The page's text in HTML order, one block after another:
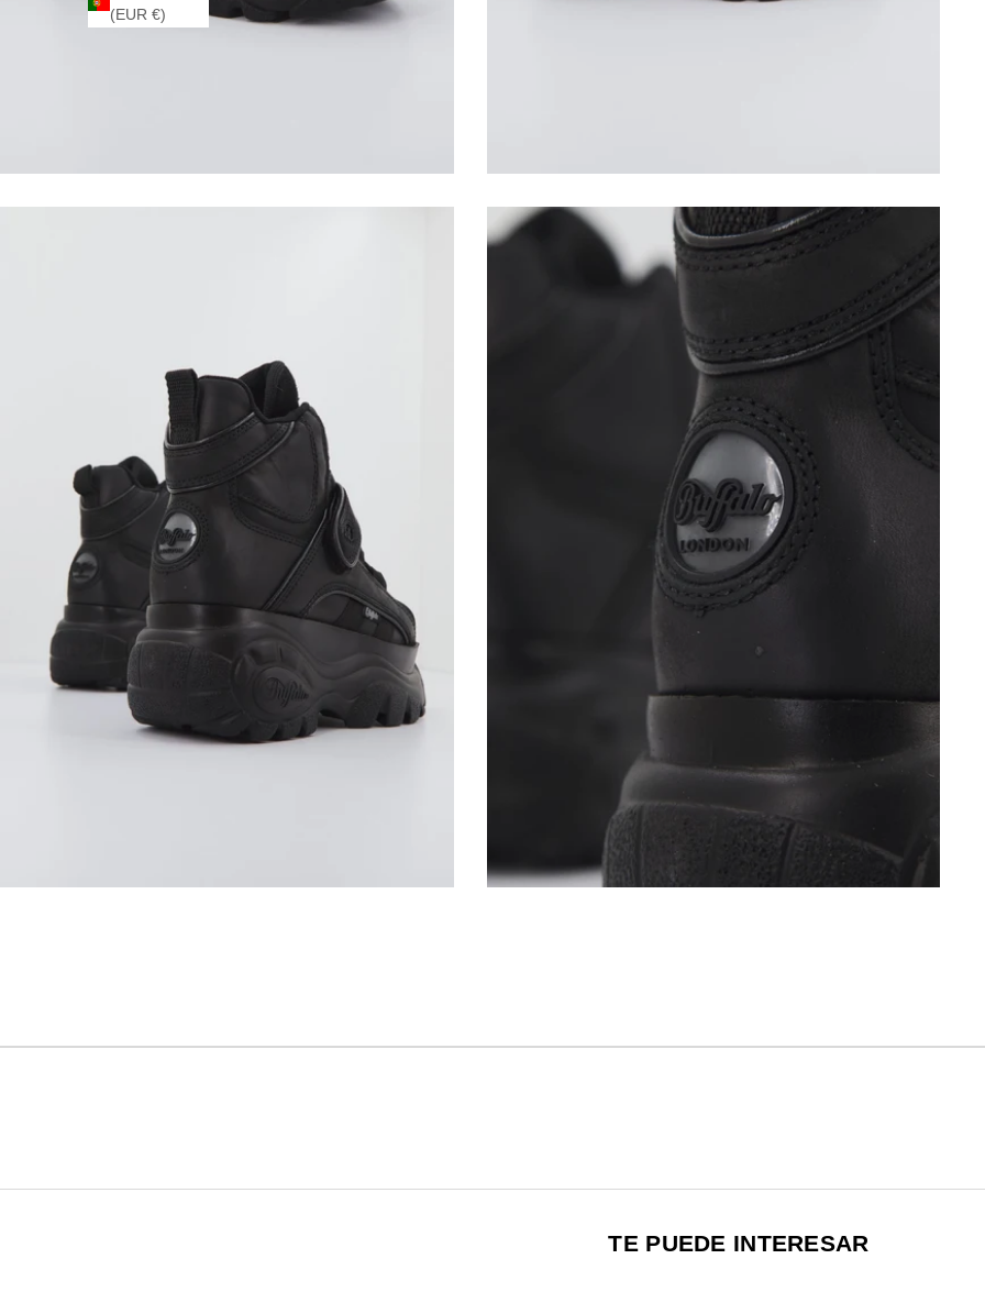
(EUR €)
TE PUEDE INTERESAR